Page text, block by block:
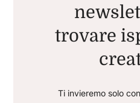
trovare
Ti invieremo solo